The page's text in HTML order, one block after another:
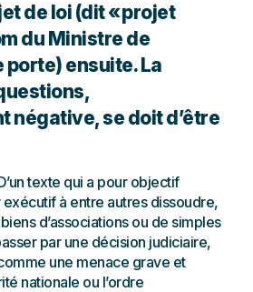
de loi (dit « projet
du Ministre de
porte) ensuite. La
négative, se doit d’être
texte qui a pour objectif
exécutif à entre autres dissoudre,
d’associations ou de simples
par une décision judiciaire,
une menace grave et
nationale ou l’ordre